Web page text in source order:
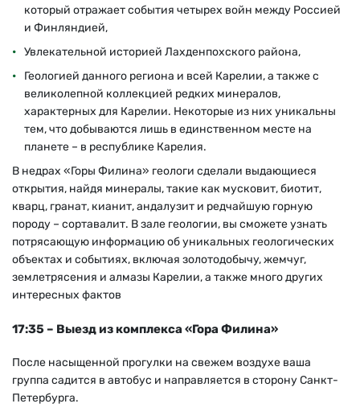
который отражает события четырех войн между Россией
и Финляндией,
Увлекательной историей Лахденпохского района,
Геологией данного региона и всей Карелии, а также с
великолепной коллекцией редких минералов,
характерных для Карелии. Некоторые из них уникальны
тем, что добываются лишь в единственном месте на
планете – в республике Карелия.
В недрах «Горы Филина» геологи сделали выдающиеся
открытия, найдя минералы, такие как мусковит, биотит,
кварц, гранат, кианит, андалузит и редчайшую горную
породу – сортавалит. В зале геологии, вы сможете узнать
потрясающую информацию об уникальных геологических
объектах и событиях, включая золотодобычу, жемчуг,
землетрясения и алмазы Карелии, а также много других
интересных фактов
17:35 – Выезд из комплекса «Гора Филина»
После насыщенной прогулки на свежем воздухе ваша
группа садится в автобус и направляется в сторону Санкт-
Петербурга.